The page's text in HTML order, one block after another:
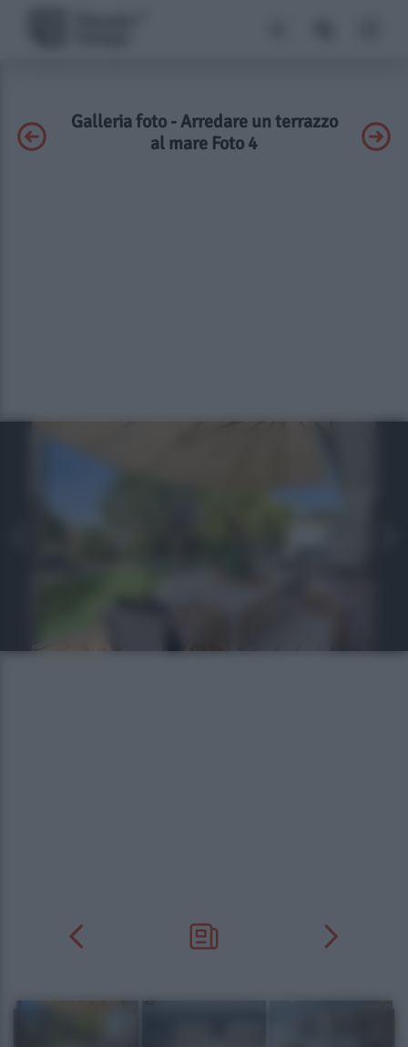
Galleria foto - Arredare un terrazzo
al mare Foto 4